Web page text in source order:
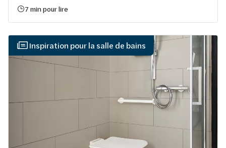
7 min pour lire
Inspiration pour la salle de bains